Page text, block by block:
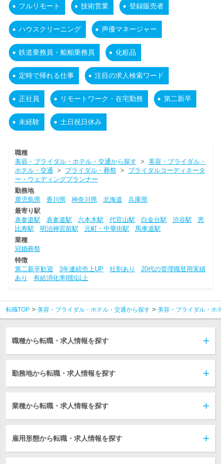
フルリモート 技術営業 登録販売者
ハウスクリーニング 声優マネージャー
鉄道乗務員・船舶乗務員 化粧品
定時で帰れる仕事 注目の求人検索ワード
正社員 リモートワーク・在宅勤務 第二新卒
未経験 土日祝日休み
職種
美容・ブライダル・ホテル・交通から探す > 美容・ブライダル・
ホテル・交通 > ブライダル・葬祭> ブライダルコーディネータ
ー・ウェディングプランナー
勤務地
鹿児島県
香川県 神奈川県 北海道
兵庫県
最寄り駅
表参道駅
表参道駅 六本木駅 代官山駅 白金台駅 渋谷駅
恵
比寿駅
明治神宮前駅 元町・中華街駅
馬車道駅
業種
冠婚葬祭
特徴
第二新卒歓迎
3年連続売上UP 社割あり
20代の管理職登用実績
あり
有給消化率8割以上
転職TOP 美容・ブライダル・ホテル・交通から探す 美容・ブライダル・ホ
職種から転職・求人情報を探す
勤務地から転職・求人情報を探す
業種から転職・求人情報を探す
雇用形態から転職・求人情報を探す